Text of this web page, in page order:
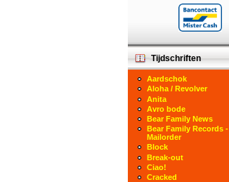
Tijdschriften
Aardschok
Aloha / Revolver
Anita
Avro bode
Bear Family News
Bear Family Records -
Mailorder
Block
Break-out
Ciao!
Cracked